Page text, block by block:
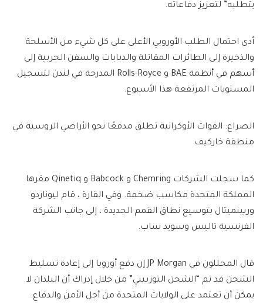
يتطلبه” لتعزيز دفاعاته.
أدى احتمال الطلب الأوروبي الأعلى على كل شيء من الأسلحة
والذخيرة إلى الطائرات المقاتلة والدبابات والسفن الحربية إلى
أسهم في أنظمة BAE و Rolls-Royce المدرجة في لندن لتسجيل
المستويات المرتفعة هذا الأسبوع.
الصراع: القوات الأوكرانية تطلق مدفعًا نحو الأراضي الروسية في
منطقة خاركيف
كما سجلت الشركات Chemring و Babcock و Qinetiq مقرها
المملكة المتحدة مكاسب ضخمة. وفي القارة ، قام ليوناردو
وريينميتال بتوسيع نطاق القمم الجديدة ، إلى جانب الشركة
الفرنسية تاليس وسويد ساب.
قال المحللون في JP Morgan إن دفع أوروبا إلى إعادة تسليط
الشحن قد تم “الشحن التوربيني” من خلال إدراك أن البلدان لا
يمكن أن تعتمد على الولايات المتحدة من أجل الأمن والدفاع.